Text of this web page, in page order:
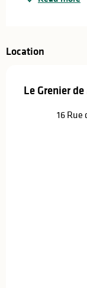
Location
Le Grenier
16 Rue